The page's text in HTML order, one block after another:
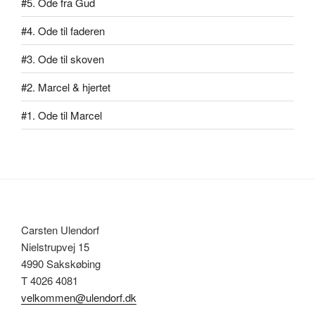
#4. Ode til faderen
#3. Ode til skoven
#2. Marcel & hjertet
#1. Ode til Marcel
Carsten Ulendorf
Nielstrupvej 15
4990 Sakskøbing
T 4026 4081
velkommen@ulendorf.dk